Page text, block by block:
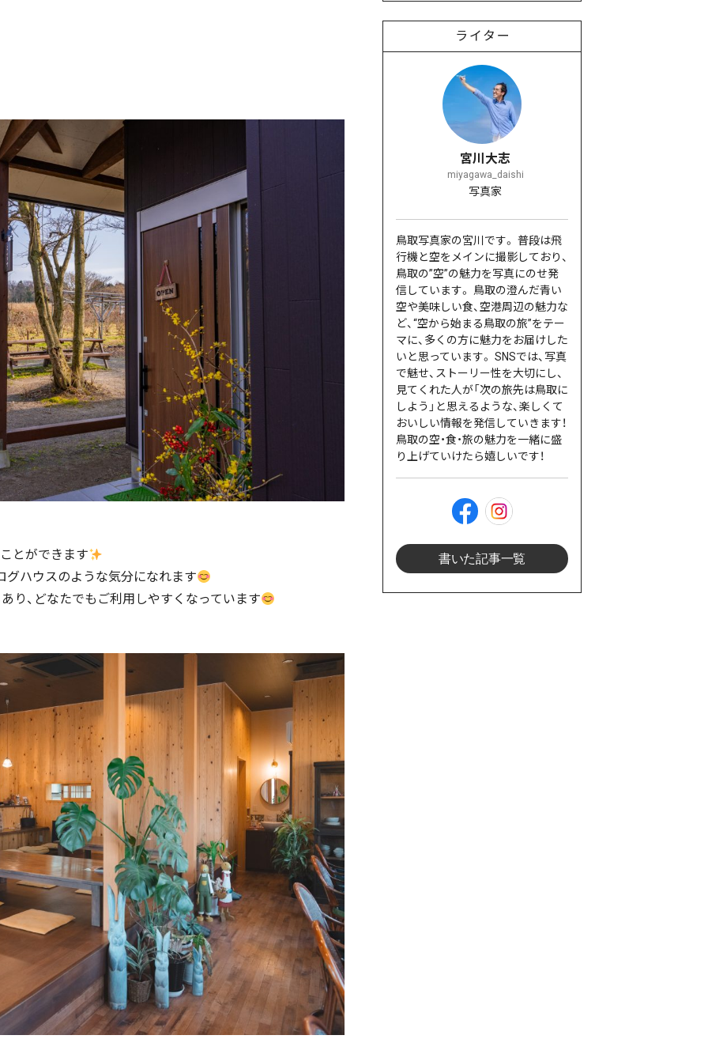
とができます
グハウスのような気分になれます
り、どなたでもご利用しやすくなっています
ライター
宮川大志
miyagawa_daishi
写真家
鳥取写真家の宮川です。 普段は飛
行機と空をメインに撮影しており、
鳥取の”空”の魅力を写真にのせ発
信しています。 鳥取の澄んだ青い
空や美味しい食、空港周辺の魅力な
ど、“空から始まる鳥取の旅”をテー
マに、多くの方に魅力をお届けした
いと思っています。 SNSでは、写真
で魅せ、ストーリー性を大切にし、
見てくれた人が「次の旅先は鳥取に
しよう」と思えるような、楽しくて
おいしい情報を発信していきます！
鳥取の空・食・旅の魅力を一緒に盛
り上げていけたら嬉しいです！
書いた記事一覧